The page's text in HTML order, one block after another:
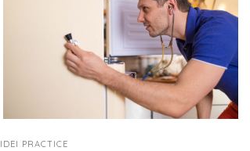
IDEI PRACTICE